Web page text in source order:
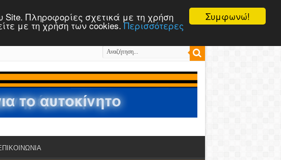
Συμφωνώ!
Site. Πληροφορίες σχετικά με τη χρήση
με τη χρήση των cookies.Περισσότερες